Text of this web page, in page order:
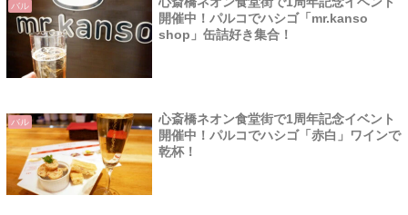
バル
開催中！パルコでハシゴ「mr.kanso
shop」缶詰好き集合！
バル
心斎橋ネオン食堂街で1周年記念イベント
開催中！パルコでハシゴ「赤白」ワインで
乾杯！